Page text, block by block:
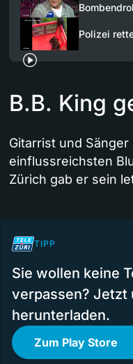
Polizei
B.B. King
Gitarrist und
einflussreichsten
Zürich gab er sein
TIPP
Sie wollen keine
verpassen? Jetzt
herunterladen.
Zum Play Store